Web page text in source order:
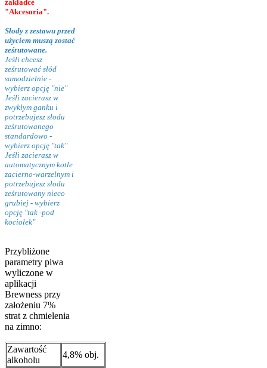
zakładce
"Akcesoria".
Słody z zestawu przed
użyciem muszą zostać
ześrutowane.
Jeśli chcesz
ześrutować słód
samodzielnie -
wybierz opcję "nie"
Jeśli zacierasz w
zwykłym ganku i
potrzebujesz słodu
ześrutowanego
standardowo -
wybierz opcję "tak"
Jeśli zacierasz w
automatycznym kotle
zacierno-warzelnym i
potrzebujesz słodu
ześrutowany nieco
grubiej - wybierz
opcję "tak -pod
kociołek"
Przybliżone
parametry piwa
wyliczone w
aplikacji
Brewness przy
założeniu 7%
strat z chmielenia
na zimno:
Zawartość
alkoholu
4,8% obj.